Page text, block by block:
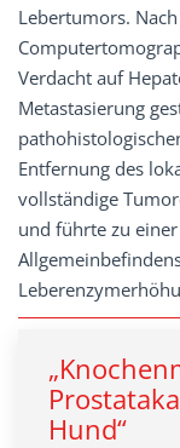
Lebertumors.
Verdacht auf
Metastasierung
Entfernung des
vollständige
und führte zu
Hund“